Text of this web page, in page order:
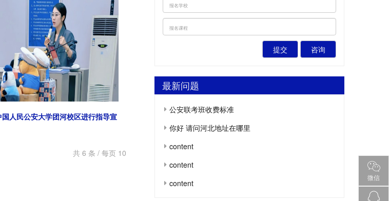
人民公安大学团河校区进行指导宣
共 6 条 / 每页 10
提交 咨询
最新问题
公安联考班收费标准
你好 请问河北地址在哪里
content
content
content
微信